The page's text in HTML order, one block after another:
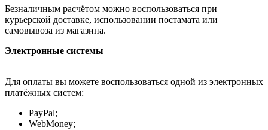
Безналичным расчётом можно воспользоваться при
курьерской доставке, использовании постамата или
самовывоза из магазина.
Электронные системы
Для оплаты вы можете воспользоваться одной из электронных
платёжных систем:
PayPal;
WebMoney;